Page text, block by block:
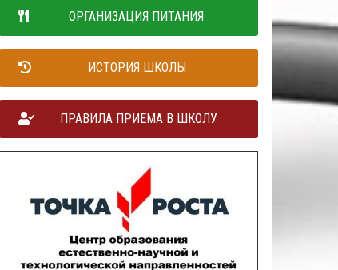
ОРГАНИЗАЦИЯ ПИТАНИЯ
ИСТОРИЯ ШКОЛЫ
ПРАВИЛА ПРИЕМА В ШКОЛУ